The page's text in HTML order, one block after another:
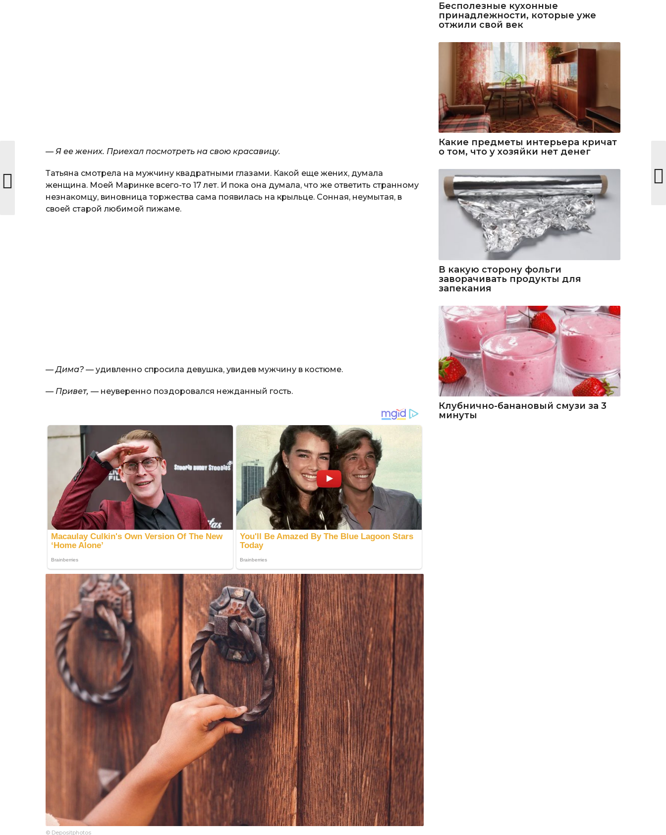
— Я ее жених. Приехал посмотреть на свою красавицу.
Татьяна смотрела на мужчину квадратными глазами. Какой еще жених, думала
женщина. Моей Маринке всего-то 17 лет. И пока она думала, что же ответить странному
незнакомцу, виновница торжества сама появилась на крыльце. Сонная, неумытая, в
своей старой любимой пижаме.
— Дима? — удивленно спросила девушка, увидев мужчину в костюме.
— Привет, — неуверенно поздоровался нежданный гость.
© Depositphotos
Бесполезные кухонные
принадлежности, которые уже
отжили свой век
Какие предметы интерьера кричат
о том, что у хозяйки нет денег
В какую сторону фольги
заворачивать продукты для
запекания
Клубнично-банановый смузи за 3
минуты